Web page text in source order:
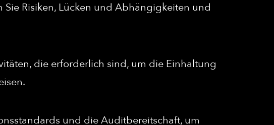
Risiken, Lücken und Abhängigkeiten und
die erforderlich sind, um die Einhaltung
und die Auditbereitschaft, um